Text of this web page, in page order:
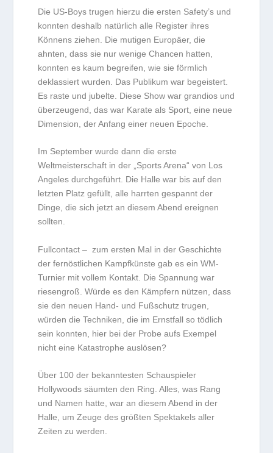
Die US-Boys trugen hierzu die ersten Safety’s und
konnten deshalb natürlich alle Register ihres
Könnens ziehen. Die mutigen Europäer, die
ahnten, dass sie nur wenige Chancen hatten,
konnten es kaum begreifen, wie sie förmlich
deklassiert wurden. Das Publikum war begeistert.
Es raste und jubelte. Diese Show war grandios und
überzeugend, das war Karate als Sport, eine neue
Dimension, der Anfang einer neuen Epoche.
Im September wurde dann die erste
Weltmeisterschaft in der „Sports Arena“ von Los
Angeles durchgeführt. Die Halle war bis auf den
letzten Platz gefüllt, alle harrten gespannt der
Dinge, die sich jetzt an diesem Abend ereignen
sollten.
Fullcontact – zum ersten Mal in der Geschichte
der fernöstlichen Kampfkünste gab es ein WM-
Turnier mit vollem Kontakt. Die Spannung war
riesengroß. Würde es den Kämpfern nützen, dass
sie den neuen Hand- und Fußschutz trugen,
würden die Techniken, die im Ernstfall so tödlich
sein konnten, hier bei der Probe aufs Exempel
nicht eine Katastrophe auslösen?
Über 100 der bekanntesten Schauspieler
Hollywoods säumten den Ring. Alles, was Rang
und Namen hatte, war an diesem Abend in der
Halle, um Zeuge des größten Spektakels aller
Zeiten zu werden.